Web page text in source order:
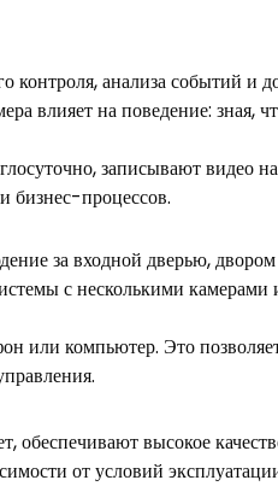
анализа событий
на поведение: зная,
записывают видео
бизнес-процессов.
за входной дверью,
с несколькими
компьютер. Это
обеспечивают высокое
от условий